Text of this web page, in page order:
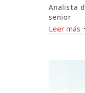
Analista
senior
Leer más